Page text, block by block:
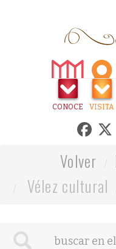
CONOCE VISITA
Volver
Vélez cultural